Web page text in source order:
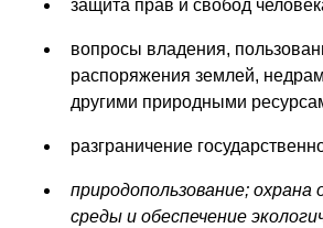
защита прав и свобод
вопросы владения,
распоряжения землей,
другими природными
разграничение
природопользование;
среды и обеспечение